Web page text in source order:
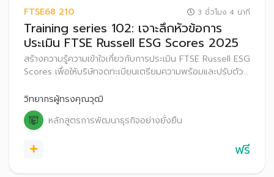
FTSE68 210 3 ชั่วโมง 4 นาที
Training series 102: เจาะลึกหัวข้อการ
ประเมิน FTSE Russell ESG Scores 2025
สร้างความรู้ความเข้าใจเกี่ยวกับการประเมิน FTSE Russell ESG
Scores เพื่อให้บริษัทจดทะเบียนเตรียมความพร้อมและปรับตัว
Scores สู่สาธารณะ ตั้งแต่ปี 2569 เป็นต้นไป
วิทยากรผู้ทรงคุณวุฒิ
หลักสูตรการพัฒนาธุรกิจอย่างยั่งยืน
ฟรี